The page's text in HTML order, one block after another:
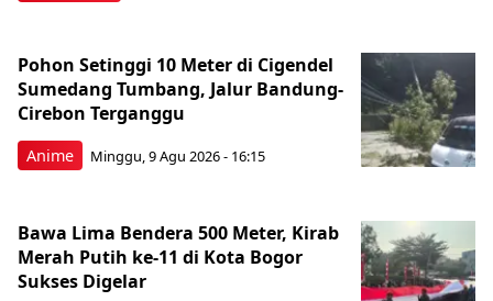
Anime
Pohon Setinggi 10 Meter di Cigendel
Sumedang Tumbang, Jalur Bandung-
Cirebon Terganggu
Minggu, 9 Agu 2026 - 16:15
Bawa Lima Bendera 500 Meter, Kirab
Merah Putih ke-11 di Kota Bogor
Sukses Digelar